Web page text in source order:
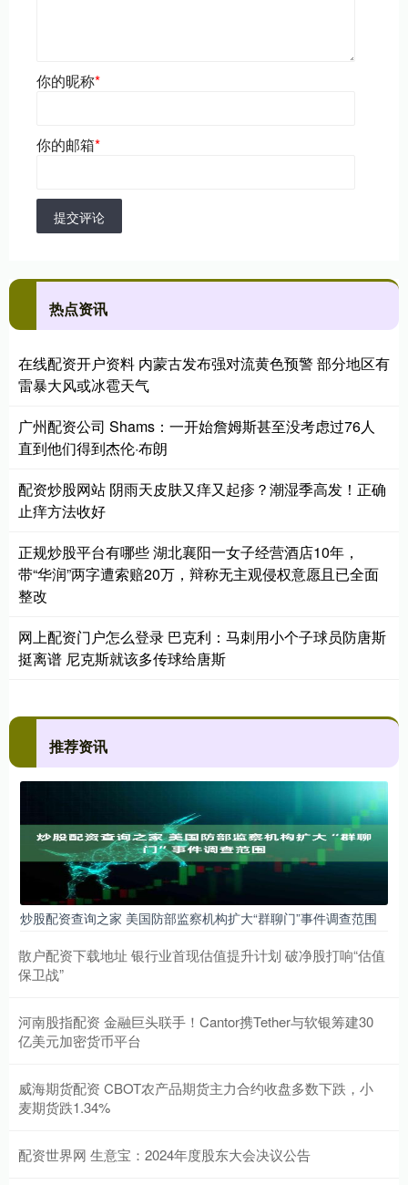
你的昵称*
你的邮箱*
提交评论
热点资讯
在线配资开户资料 内蒙古发布强对流黄色预警 部分地区有
雷暴大风或冰雹天气
广州配资公司 Shams：一开始詹姆斯甚至没考虑过76人
直到他们得到杰伦·布朗
配资炒股网站 阴雨天皮肤又痒又起疹？潮湿季高发！正确
止痒方法收好
正规炒股平台有哪些 湖北襄阳一女子经营酒店10年，
带“华润”两字遭索赔20万，辩称无主观侵权意愿且已全面
整改
网上配资门户怎么登录 巴克利：马刺用小个子球员防唐斯
挺离谱 尼克斯就该多传球给唐斯
推荐资讯
炒股配资查询之家 美国防部监察机构扩大“群聊门”事件调查范围
散户配资下载地址 银行业首现估值提升计划 破净股打响“估值
保卫战”
河南股指配资 金融巨头联手！Cantor携Tether与软银筹建30
亿美元加密货币平台
威海期货配资 CBOT农产品期货主力合约收盘多数下跌，小
麦期货跌1.34%
配资世界网 生意宝：2024年度股东大会决议公告